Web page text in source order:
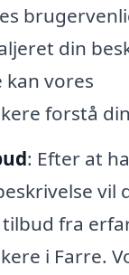
din
kan vores
forstå
: Efter at
vil
fra
i Farre.